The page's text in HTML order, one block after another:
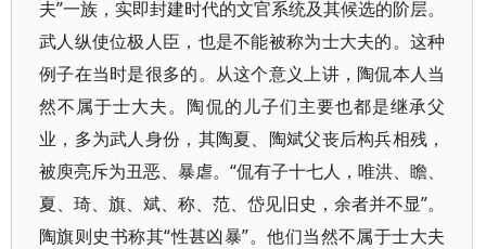
夫”一族，实即封建时代的文官系统及其候选的阶层。
武人纵使位极人臣，也是不能被称为士大夫的。这种
例子在当时是很多的。从这个意义上讲，陶侃本人当
然不属于士大夫。陶侃的儿子们主要也都是继承父
业，多为武人身份，其陶夏、陶斌父丧后构兵相残，
被庾亮斥为丑恶、暴虐。“侃有子十七人，唯洪、瞻、
夏、琦、旗、斌、称、范、岱见旧史，余者并不显”。
陶旗则史书称其“性甚凶暴”。他们当然不属于士大夫